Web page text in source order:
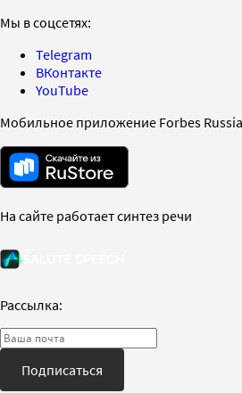
Мы в соцсетях:
Telegram
ВКонтакте
YouTube
Мобильное приложение Forbes
На сайте работает синтез речи
Рассылка:
Подписаться